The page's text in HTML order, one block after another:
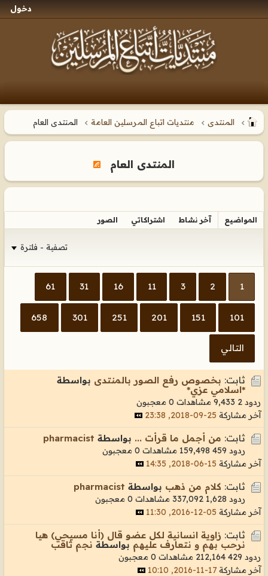
دخول
المنتدى منتديات اتباع المرسلين العامة المنتدى العام
المنتدى العام
المواضيع آخر نشاط اشتراكاتي الصور
تصفية - فلترة
1
2
3
11
16
31
61
101
151
201
251
301
658
التالي
ثابت: بخصوص رفع الصور بالمنتدى بواسطة
*اسلامي عزي*
ردود 2 9,433 مشاهدات
0 معجبون
آخر مشاركة 25-09-2018, 23:38
ثابت: من أجمل ما قرأت ... بواسطة pharmacist
ردود 459 159,498 مشاهدات
0 معجبون
آخر مشاركة 15-06-2018, 14:35
ثابت: كلام من ذهب بواسطة pharmacist
ردود 1,628 337,092 مشاهدات
0 معجبون
آخر مشاركة 05-12-2016, 11:30
ثابت: زاوية انسانية لكل عضو قال (أنا مسيحي) هيا
نرحب بهم و نتعارف عليهم بواسطة نجم ثاقب
ردود 429 212,164 مشاهدات
0 معجبون
آخر مشاركة 17-11-2016, 10:10